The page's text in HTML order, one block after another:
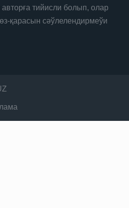
тийисли болып, олар
қарасын сәўлелендирмеўи